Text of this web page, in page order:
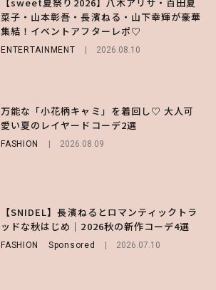
菜子・山本彰吾・長濱ねる・山下幸輝が豪華
集結！イベントアフターレポ♡
ENTERTAINMENT 2026.08.10
万能な「小花柄キャミ」を着回し♡ 大人可
愛い夏のレイヤードコーデ2選
FASHION 2026.08.09
【SNIDEL】長濱ねるとロマンティックトラ
ッドな秋はじめ｜2026秋の新作コーデ4選
FASHION Sponsored 2026.07.10
キープの秘訣や夏の過ごし方など独占インタ
ビュー！
ENTERTAINMENT 2026.07.31
【庄司浩平】初デートの勝負服は？夏の思い
出や最近のハマりものを深掘り
ENTERTAINMENT 2026.08.08
【SNIDEL】長濱ねるとロマンティックトラ
ッドな秋はじめ｜2026秋の新作コーデ4選
FASHION Sponsored 2026.07.10
【SNIDEL】長濱ねるとロマンティックトラ
ッドな秋はじめ｜2026秋の新作コーデ4選
【付録】総柄ハローキティが可愛すぎ♡ 紀
ノ国屋コラボの“優秀保冷バッグ”は夏の強
い味方！【オトナミューズ9月号増刊】
【谷まりあ】夏は“シアースカート”でさり
げなく肌見せ！透け感のニュアンスを楽しめ
るマストハブアイテム4選